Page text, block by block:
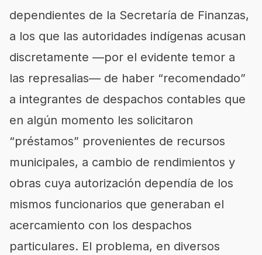
dependientes de la Secretaría de Finanzas,
a los que las autoridades indígenas acusan
discretamente —por el evidente temor a
las represalias— de haber “recomendado”
a integrantes de despachos contables que
en algún momento les solicitaron
“préstamos” provenientes de recursos
municipales, a cambio de rendimientos y
obras cuya autorización dependía de los
mismos funcionarios que generaban el
acercamiento con los despachos
particulares. El problema, en diversos